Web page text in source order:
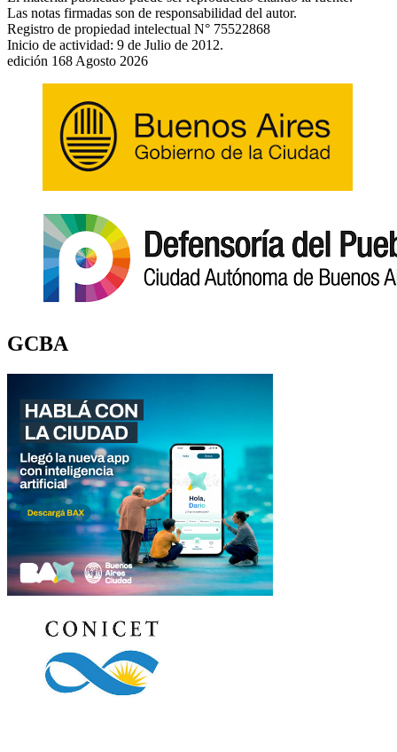
Las notas firmadas son de responsabilidad del autor.
Registro de propiedad intelectual N° 75522868
Inicio de actividad: 9 de Julio de 2012.
edición 168 Agosto 2026
GCBA